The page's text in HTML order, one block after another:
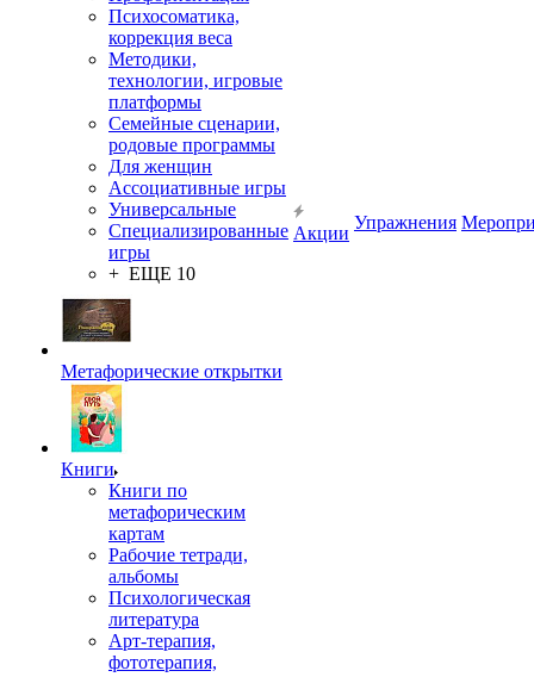
Психосоматика,
коррекция веса
Методики,
технологии, игровые
платформы
Семейные сценарии,
родовые программы
Для женщин
Ассоциативные игры
Универсальные
Специализированные
игры
+ ЕЩЕ 10
Метафорические открытки
Книги
Книги по
метафорическим
картам
Рабочие тетради,
альбомы
Психологическая
литература
Арт-терапия,
фототерапия,
Акции
Упражнения